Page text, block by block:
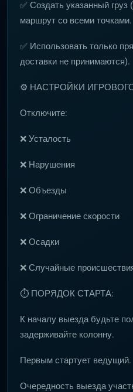
✅ Создать указанный груз
маршрут со всеми точками.
✅ Использовать только
доставки не принимаются).
⚙️ НАСТРОЙКИ
Отключите:
❌ Усталость
❌ Нарушения
❌ Объезды
❌ Ограничение скорости
❌ Осадки
❌ Случайные
⏱ ПОРЯДОК СТАРТА:
К началу выезда будьте
задерживайте колонну.
Первым стартует ведущий.
Очередность выезда